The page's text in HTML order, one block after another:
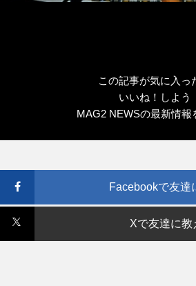
この記事が気に入っ
いいね！しよう
MAG2 NEWSの最新情報
Facebookで友達
Xで友達に教